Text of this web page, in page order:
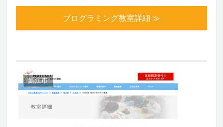
プログラミング教室詳細 ≫
鯖江市